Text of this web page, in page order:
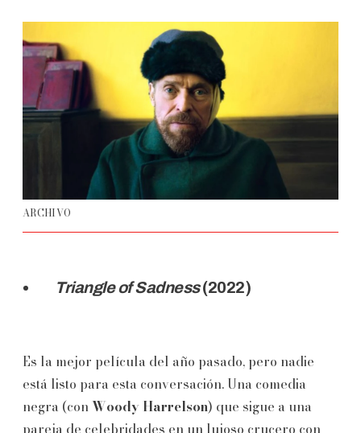
ARCHIVO
Triangle of Sadness(2022)
Es la mejor película del año pasado, pero nadie
está listo para esta conversación. Una comedia
negra (conWoody Harrelson) que sigue a una
pareja de celebridades en un lujoso crucero con